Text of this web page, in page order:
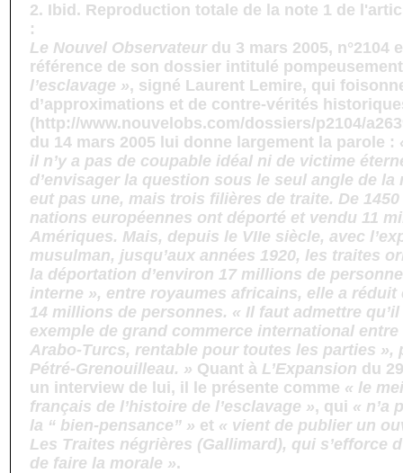
2. Ibid. Reproduction totale de la note 1 de
:
Le Nouvel Observateurdu 3 mars 2005, n°2104
référence de son dossier intitulé
l’esclavage », signé Laurent Lemire, qui
d’approximations et de contre-vérités
(http://www.nouvelobs.com/dossiers/p2104/
du 14 mars 2005 lui donne largement la parole :
il n’y a pas de coupable idéal ni de victime
d’envisager la question sous le seul angle de la
eut pas une, mais trois filières de traite. De
nations européennes ont déporté et vendu 11
Amériques. Mais, depuis le VIIe siècle, avec
musulman, jusqu’aux années 1920, les traites
la déportation d’environ 17 millions de
interne », entre royaumes africains, elle a réduit
14 millions de personnes. « Il faut admettre
exemple de grand commerce international
Arabo-Turcs, rentable pour toutes les parties »,
Pétré-Grenouilleau. » Quant à L’Expansion du
un interview de lui, il le présente comme « le
français de l’histoire de l’esclavage », qui « n’a
la “ bien-pensance” » et « vient de publier un
Les Traites négrières (Gallimard), qui s’efforce
de faire la morale ».